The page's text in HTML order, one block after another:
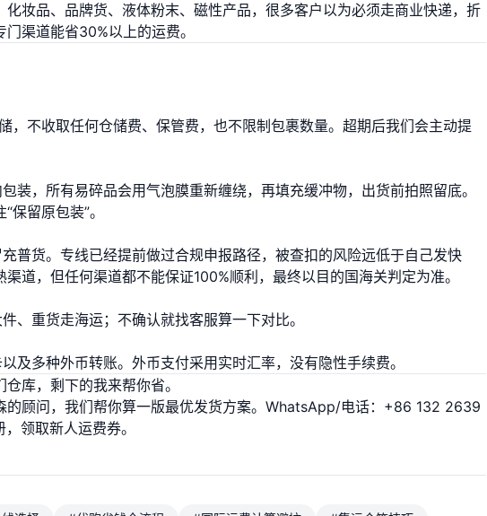
化妆品、品牌货、液体粉末、磁性产品，很多客户以为必须走商业快递，折
渠道能省30%以上的运费。
，不收取任何仓储费、保管费，也不限制包裹数量。超期后我们会主动提
装，所有易碎品会用气泡膜重新缠绕，再填充缓冲物，出货前拍照留底。
留原包装”。
普货。专线已经提前做过合规申报路径，被查扣的风险远低于自己发快
道，但任何渠道都不能保证100%顺利，最终以目的国海关判定为准。
、重货走海运；不确认就找客服算一下对比。
及多种外币转账。外币支付采用实时汇率，没有隐性手续费。
库，剩下的我来帮你省。
的顾问，我们帮你算一版最优发货方案。WhatsApp/电话：+86 132 2639
，领取新人运费券。